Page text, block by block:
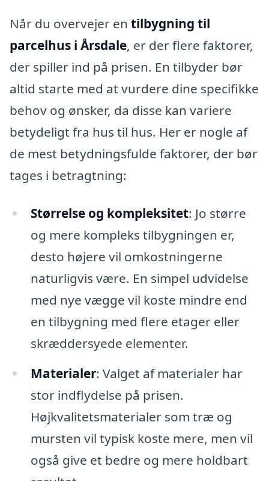
Når du overvejer en tilbygning til
parcelhus i Årsdale, er der flere faktorer,
der spiller ind på prisen. En tilbyder bør
altid starte med at vurdere dine specifikke
behov og ønsker, da disse kan variere
betydeligt fra hus til hus. Her er nogle af
de mest betydningsfulde faktorer, der bør
tages i betragtning:
Størrelse og kompleksitet: Jo større
og mere kompleks tilbygningen er,
desto højere vil omkostningerne
naturligvis være. En simpel udvidelse
med nye vægge vil koste mindre end
en tilbygning med flere etager eller
skræddersyede elementer.
Materialer: Valget af materialer har
stor indflydelse på prisen.
Højkvalitetsmaterialer som træ og
mursten vil typisk koste mere, men vil
også give et bedre og mere holdbart